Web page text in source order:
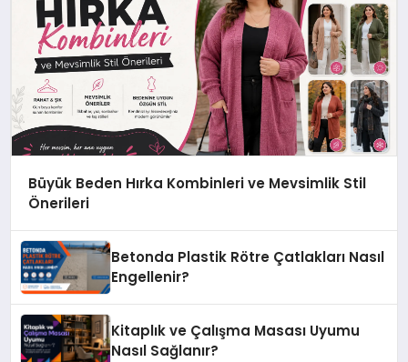
Büyük Beden Hırka Kombinleri ve Mevsimlik Stil
Önerileri
Betonda Plastik Rötre Çatlakları Nasıl
Engellenir?
Kitaplık ve Çalışma Masası Uyumu
Nasıl Sağlanır?